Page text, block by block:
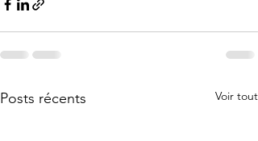
Posts récents Voir tout